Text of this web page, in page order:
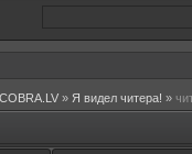
» Я видел читера! »